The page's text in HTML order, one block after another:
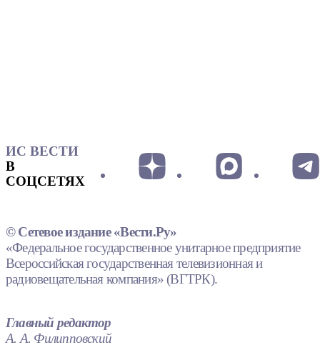
ИС ВЕСТИ
В
СОЦСЕТЯХ
© Сетевое издание «Вести.Ру»
«Федеральное государственное унитарное предприятие
Всероссийская государственная телевизионная и
радиовещательная компания» (ВГТРК).
Главный редактор
А. А. Филипповский